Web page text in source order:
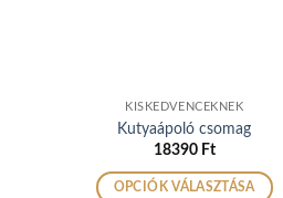
KISKEDVENCEKNEK
Kutyaápoló csomag
18390 Ft
OPCIÓK VÁLASZTÁSA